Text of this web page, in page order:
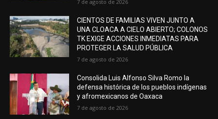
7 de agosto de 2026
CIENTOS DE FAMILIAS VIVEN JUNTO A
UNA CLOACA A CIELO ABIERTO; COLONOS
TK EXIGE ACCIONES INMEDIATAS PARA
PROTEGER LA SALUD PÚBLICA
7 de agosto de 2026
Consolida Luis Alfonso Silva Romo la
defensa histórica de los pueblos indígenas
y afromexicanos de Oaxaca
7 de agosto de 2026